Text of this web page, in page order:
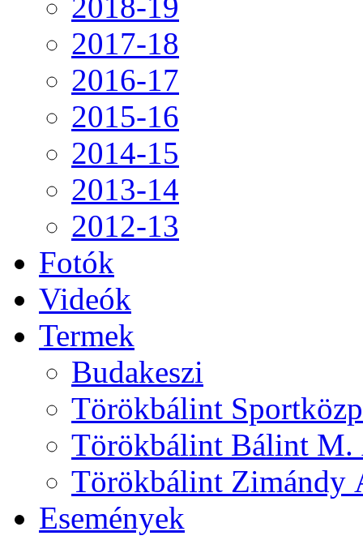
2017-18
2016-17
2015-16
2014-15
2013-14
2012-13
Fotók
Videók
Termek
Budakeszi
Törökbálint
Törökbálint Bálint
Törökbálint Zimándy
Események